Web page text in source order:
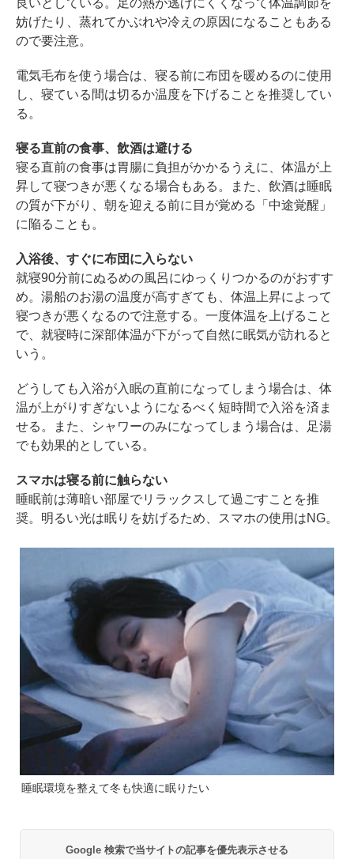
良いとしている。足の熱が逃げにくくなって体温調節を
妨げたり、蒸れてかぶれや冷えの原因になることもある
ので要注意。
電気毛布を使う場合は、寝る前に布団を暖めるのに使用
し、寝ている間は切るか温度を下げることを推奨してい
る。
寝る直前の食事、飲酒は避ける
寝る直前の食事は胃腸に負担がかかるうえに、体温が上
昇して寝つきが悪くなる場合もある。また、飲酒は睡眠
の質が下がり、朝を迎える前に目が覚める「中途覚醒」
に陥ることも。
入浴後、すぐに布団に入らない
就寝90分前にぬるめの風呂にゆっくりつかるのがおすす
め。湯船のお湯の温度が高すぎても、体温上昇によって
寝つきが悪くなるので注意する。一度体温を上げること
で、就寝時に深部体温が下がって自然に眠気が訪れると
いう。
どうしても入浴が入眠の直前になってしまう場合は、体
温が上がりすぎないようになるべく短時間で入浴を済ま
せる。また、シャワーのみになってしまう場合は、足湯
でも効果的としている。
スマホは寝る前に触らない
睡眠前は薄暗い部屋でリラックスして過ごすことを推
奨。明るい光は眠りを妨げるため、スマホの使用はNG。
睡眠環境を整えて冬も快適に眠りたい
Google 検索で当サイトの記事を優先表示させる